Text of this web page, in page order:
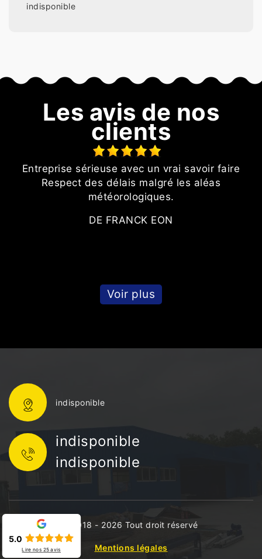
indisponible
Les avis de nos
clients
Entreprise sérieuse avec un vrai savoir faire
Respect des délais malgré les aléas
météorologiques.
DE FRANCK EON
Voir plus
indisponible
indisponible
indisponible
©2018 - 2026 Tout droit réservé
Mentions légales
5.0
Lire nos 25avis